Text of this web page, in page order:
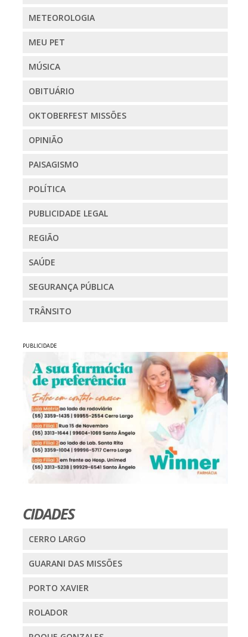
METEOROLOGIA
MEU PET
MÚSICA
OBITUÁRIO
OKTOBERFEST MISSÕES
OPINIÃO
PAISAGISMO
POLÍTICA
PUBLICIDADE LEGAL
REGIÃO
SAÚDE
SEGURANÇA PÚBLICA
TRÂNSITO
PUBLICIDADE
CIDADES
CERRO LARGO
GUARANI DAS MISSÕES
PORTO XAVIER
ROLADOR